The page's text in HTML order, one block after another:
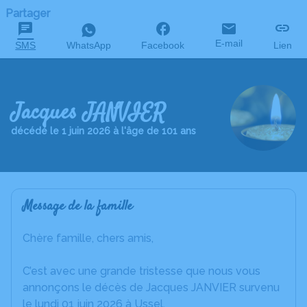
Partager
SMS WhatsApp Facebook E-mail Lien
Jacques JANVIER
décédé le 1 juin 2026 à l'âge de 101 ans
Message de la famille
Chère famille, chers amis,
C’est avec une grande tristesse que nous vous
annonçons le décès de Jacques JANVIER survenu
le lundi 01 juin 2026 à Ussel.